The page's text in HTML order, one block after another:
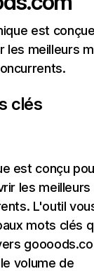
est
les meilleurs
clés
est conçu
les
L'outil
mots clés
volume de